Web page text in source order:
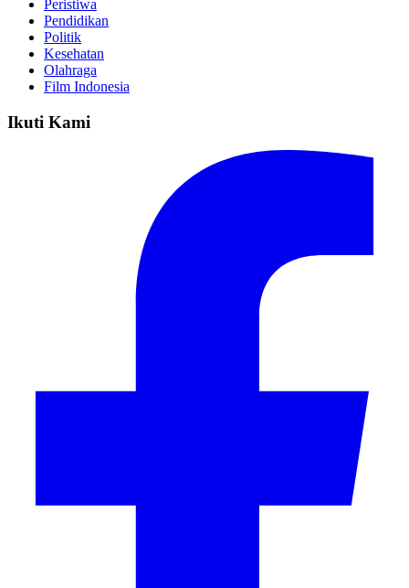
Peristiwa
Pendidikan
Politik
Kesehatan
Olahraga
Film Indonesia
Ikuti Kami